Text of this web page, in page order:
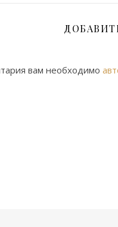
вам необходимо